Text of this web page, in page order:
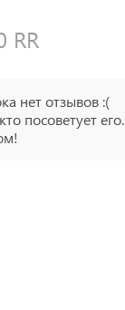
RR
нет отзывов :(
посоветует